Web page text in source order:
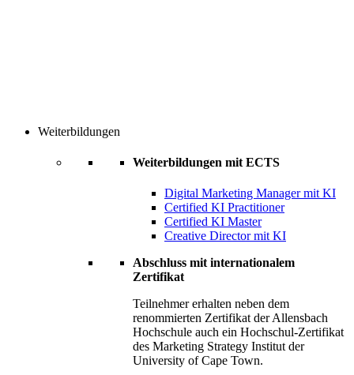
Weiterbildungen
Weiterbildungen mit ECTS
Digital Marketing Manager mit KI
Certified KI Practitioner
Certified KI Master
Creative Director mit KI
Abschluss mit internationalem
Zertifikat
Teilnehmer erhalten neben dem
renommierten Zertifikat der Allensbach
Hochschule auch ein Hochschul-Zertifikat
des Marketing Strategy Institut der
University of Cape Town.